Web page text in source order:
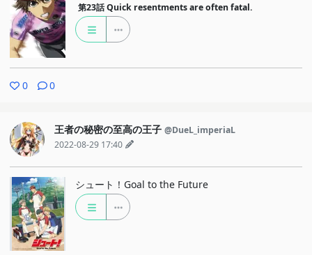
第23話 Quick resentments are often fatal.
0 0
王者の秘密の至高の王子 @DueL_imperiaL
2022-08-29 17:40
シュート！Goal to the Future